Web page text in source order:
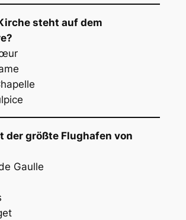
steht auf dem
der größte Flughafen von
Gaulle